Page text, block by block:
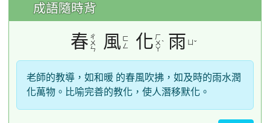
成語隨時背
春 ㄔ
ㄨ
ㄣ
風 ㄈ
ㄥ
化 ㄏ
ㄨ
ㄚ
ˋ 雨 ˇ
老師的教導，如和暖 的春風吹拂，如及時的雨水潤
化萬物。比喻完善的教化，使人潛移默化。